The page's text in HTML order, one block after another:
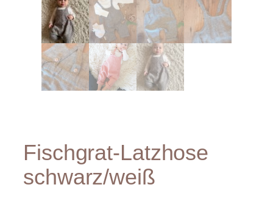
Fischgrat-Latzhose
schwarz/weiß